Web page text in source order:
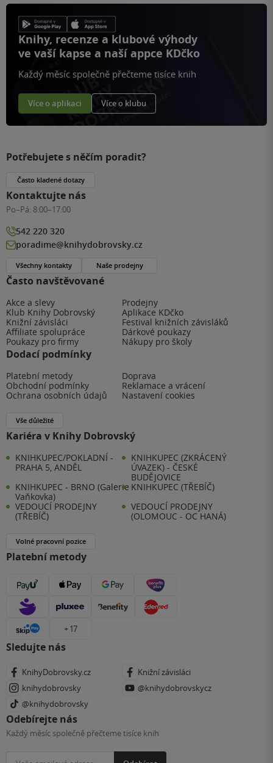
Knihy, recenze a klubové výhody
ve vaší kapse a naší appce KDčko
Každý měsíc společně přečteme tisíce knih
Více o aplikaci Více o klubu
Často navštěvované
Akce a slevy
Prodejny
Klub Knihy Dobrovský
Aplikace KDčko
Knižní závisláci
Festival knižních závisláků
Affiliate spolupráce
Dárkové poukazy
Poukazy pro firmy
Nákupy pro školy
Dodací podmínky
Platební metody
Doprava
Obchodní podmínky
Reklamace a vrácení
Ochrana osobních údajů
Nastavení cookies
Vše důležité
Kariéra v Knihy Dobrovský
KNIHKUPEC/POKLADNÍ -
PRAHA 5, ANDĚL
KNIHKUPEC (ZKRÁCENÝ
ÚVAZEK) - ČESKÉ
BUDĚJOVICE
KNIHKUPEC - BRNO (Galerie
Vaňkovka)
KNIHKUPEC (TŘEBÍČ)
VEDOUCÍ PRODEJNY
(TŘEBÍČ)
VEDOUCÍ PRODEJNY
(OLOMOUC - OC HANÁ)
Volné pracovní pozice
Platební metody
+ 17
Sledujte nás
KnihyDobrovsky.cz
Knižní závisláci
knihydobrovsky
@knihydobrovskycz
@knihydobrovsky
Odebírejte nás
Každý měsíc společně přečteme tisíce knih
Potřebujete s něčím poradit?
Často kladené dotazy
Kontaktujte nás
Po–Pá: 8:00–17:00
542 220 320
poradime@knihydobrovsky.cz
Všechny kontakty Naše prodejny